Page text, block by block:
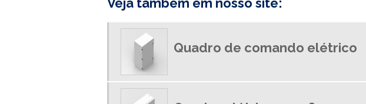
Quadro de comando elétrico